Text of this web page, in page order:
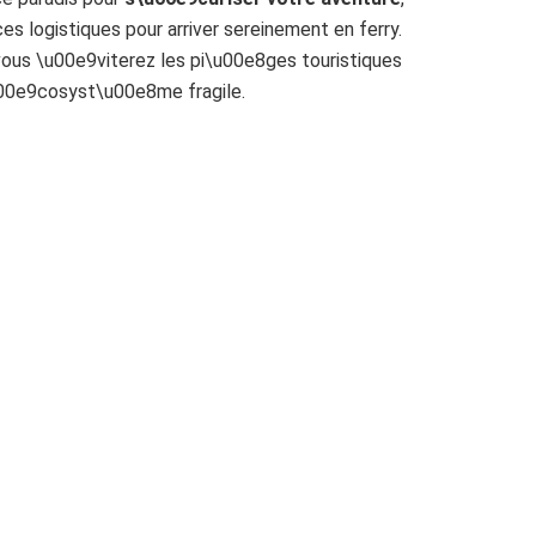
logistiques pour arriver sereinement en ferry.
\u00e9viterez les pi\u00e8ges touristiques
fragile.